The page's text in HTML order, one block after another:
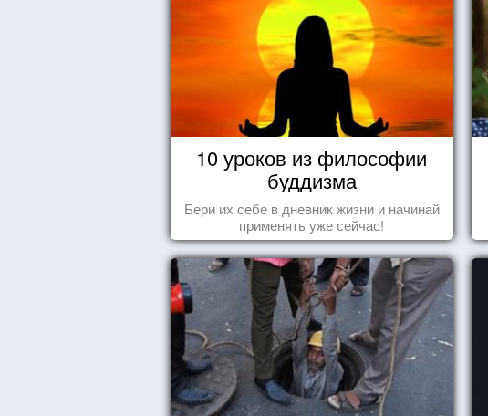
10 уроков из философии
буддизма
Бери их себе в дневник жизни и начинай
применять уже сейчас!